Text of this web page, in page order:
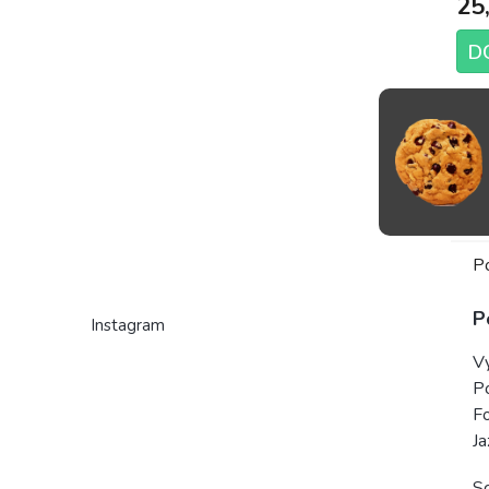
Instagram
So,
a
400...